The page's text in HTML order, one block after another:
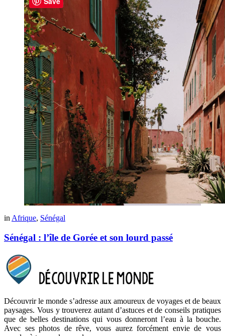
derniers
articles
in Afrique, Sénégal
Sénégal : l’île de Gorée et son lourd passé
Découvrir le monde s’adresse aux amoureux de voyages et de beaux
paysages. Vous y trouverez autant d’astuces et de conseils pratiques
que de belles destinations qui vous donneront l’eau à la bouche.
Avec ses photos de rêve, vous aurez forcément envie de vous